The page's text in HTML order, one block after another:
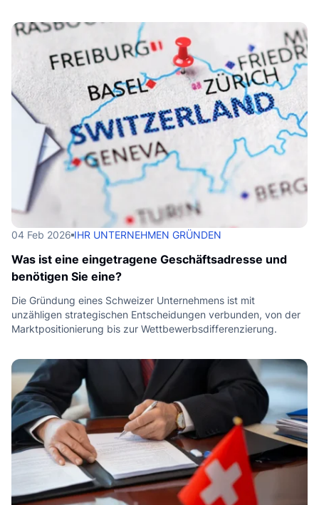
04 Feb 2026 IHR UNTERNEHMEN GRÜNDEN
Was ist eine eingetragene Geschäftsadresse und
benötigen Sie eine?
Die Gründung eines Schweizer Unternehmens ist mit
unzähligen strategischen Entscheidungen verbunden, von der
Marktpositionierung bis zur Wettbewerbsdifferenzierung.